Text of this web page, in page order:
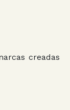
creadas